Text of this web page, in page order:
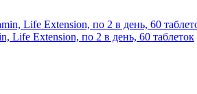
Life Extension, по 2 в день, 60 таблеток